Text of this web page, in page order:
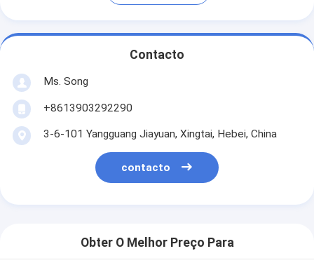
Contacto
Ms. Song
+8613903292290
3-6-101 Yangguang Jiayuan, Xingtai, Hebei, China
contacto
Obter O Melhor Preço Para